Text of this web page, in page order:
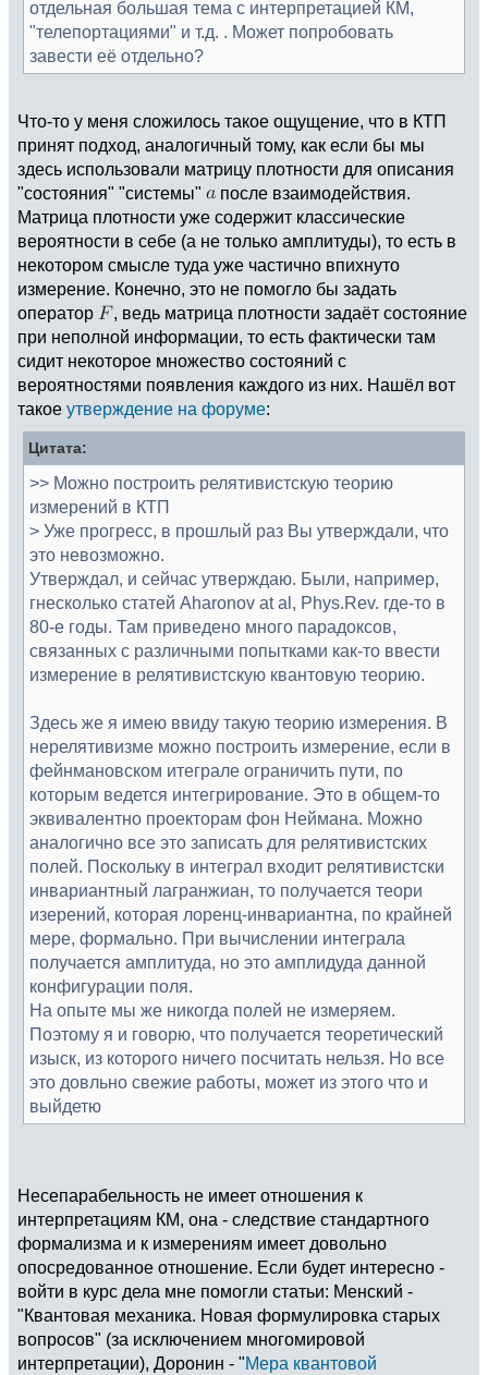
отдельная большая тема с интерпретацией КМ,
"телепортациями" и т.д. . Может попробовать
завести её отдельно?
Что-то у меня сложилось такое ощущение, что в КТП
принят подход, аналогичный тому, как если бы мы
здесь использовали матрицу плотности для описания
"состояния" "системы"
после взаимодействия.
Матрица плотности уже содержит классические
вероятности в себе (а не только амплитуды), то есть в
некотором смысле туда уже частично впихнуто
измерение. Конечно, это не помогло бы задать
оператор
, ведь матрица плотности задаёт состояние
при неполной информации, то есть фактически там
сидит некоторое множество состояний с
вероятностями появления каждого из них. Нашёл вот
такое утверждение на форуме:
Цитата:
>> Можно построить релятивистскую теорию
измерений в КТП
> Уже прогресс, в прошлый раз Вы утверждали, что
это невозможно.
Утверждал, и сейчас утверждаю. Были, например,
гнесколько статей Aharonov at al, Phys.Rev. где-то в
80-е годы. Там приведено много парадоксов,
связанных с различными попытками как-то ввести
измерение в релятивистскую квантовую теорию.
Здесь же я имею ввиду такую теорию измерения. В
нерелятивизме можно построить измерение, если в
фейнмановском итеграле ограничить пути, по
которым ведется интегрирование. Это в общем-то
эквивалентно проекторам фон Неймана. Можно
аналогично все это записать для релятивистских
полей. Поскольку в интеграл входит релятивистски
инвариантный лагранжиан, то получается теори
изерений, которая лоренц-инвариантна, по крайней
мере, формально. При вычислении интеграла
получается амплитуда, но это амплидуда данной
конфигурации поля.
На опыте мы же никогда полей не измеряем.
Поэтому я и говорю, что получается теоретический
изыск, из которого ничего посчитать нельзя. Но все
это довльно свежие работы, может из этого что и
выйдетю
Несепарабельность не имеет отношения к
интерпретациям КМ, она - следствие стандартного
формализма и к измерениям имеет довольно
опосредованное отношение. Если будет интересно -
войти в курс дела мне помогли статьи: Менский -
"Квантовая механика. Новая формулировка старых
вопросов" (за исключением многомировой
интерпретации), Доронин - "Мера квантовой